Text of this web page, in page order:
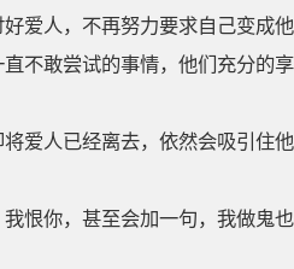
爱人，不再努力要求自己变成
不敢尝试的事情，他们充分的
爱人已经离去，依然会吸引住
恨你，甚至会加一句，我做鬼